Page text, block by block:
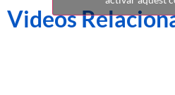
Videos